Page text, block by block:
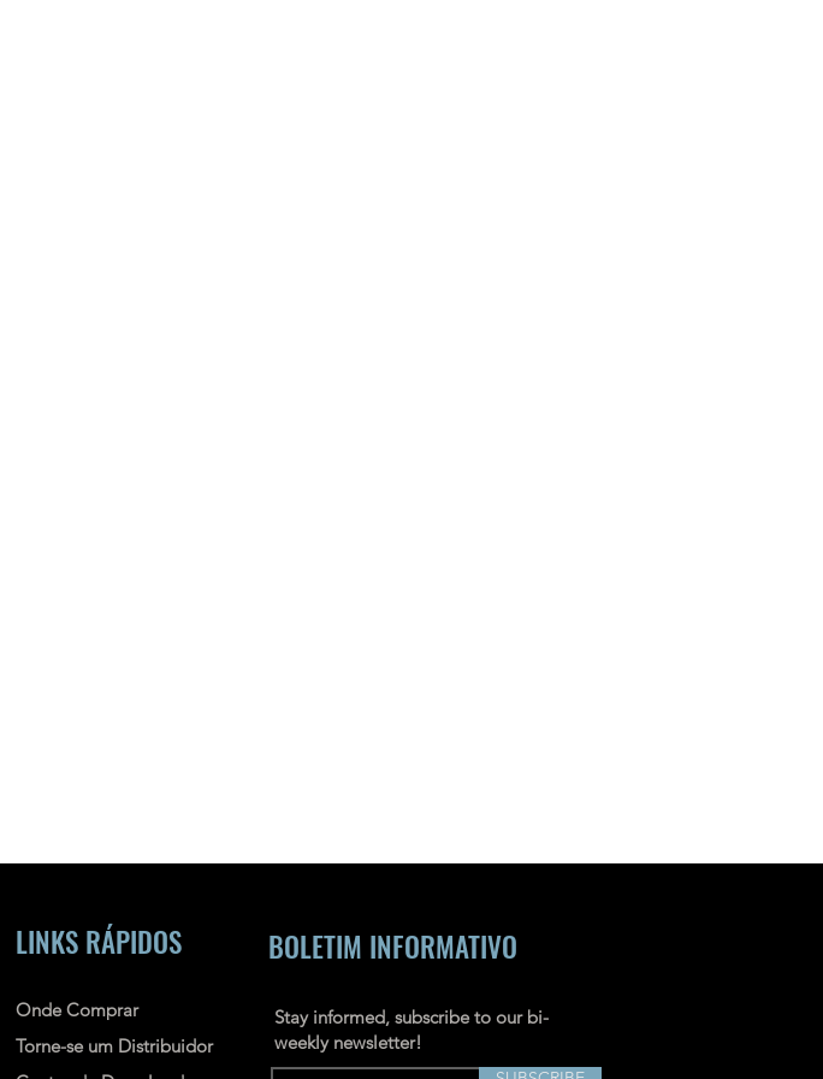
LINKS RÁPIDOS
Onde Comprar
Torne-se um Distribuidor
BOLETIM INFORMATIVO
Stay informed, subscribe to our bi-
weekly newsletter!